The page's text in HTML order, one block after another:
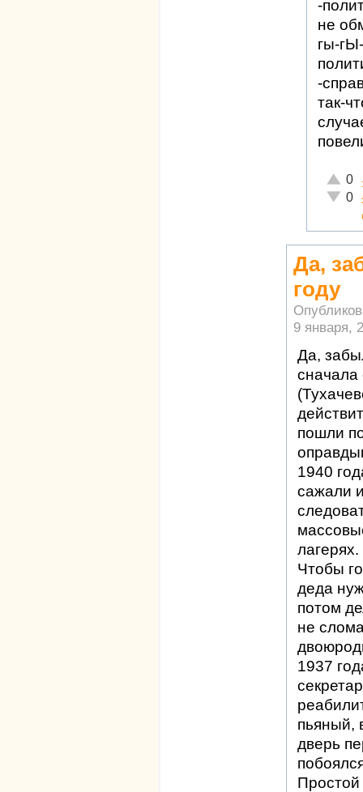
-
не
гы-
-
так-
0
0
Да,
году
9 января,
Да,
сначала
пошли
1940
сажали
лагерях.
Чтобы
деда
потом
не
1937
пьяный,
дверь
Простой